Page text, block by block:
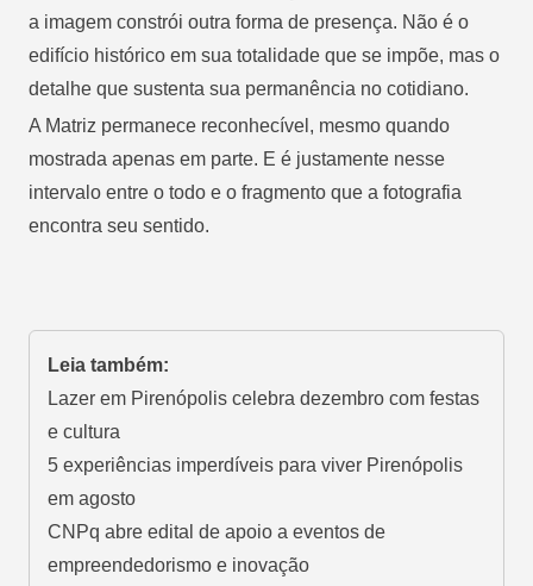
a imagem constrói outra forma de presença. Não é o
edifício histórico em sua totalidade que se impõe, mas o
detalhe que sustenta sua permanência no cotidiano.
A Matriz permanece reconhecível, mesmo quando
mostrada apenas em parte. E é justamente nesse
intervalo entre o todo e o fragmento que a fotografia
encontra seu sentido.
Leia também:
Lazer em Pirenópolis celebra dezembro com festas
e cultura
5 experiências imperdíveis para viver Pirenópolis
em agosto
CNPq abre edital de apoio a eventos de
empreendedorismo e inovação